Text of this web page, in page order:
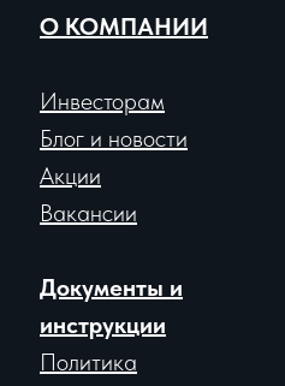
О КОМПАНИИ
Инвесторам
Блог и новости
Акции
Вакансии
Документы и
инструкции
Политика